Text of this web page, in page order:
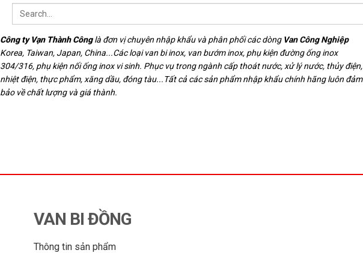
Công ty Vạn Thành Cônglà đơn vị chuyên nhập khẩu và phân phối các dòng Van Công Nghiệp
Korea, Taiwan, Japan, China...Các loại van bi inox, van bướm inox, phụ kiện đường ống inox
304/316, phụ kiện nối ống inox vi sinh. Phục vụ trong ngành cấp thoát nước, xử lý nước, thủy điện,
nhiệt điện, thực phẩm, xăng dầu, đóng tàu...Tất cả các sản phẩm nhập khẩu chính hãng luôn đảm
bảo về chất lượng và giá thành.
VAN BI ĐỒNG
Thông tin sản phẩm